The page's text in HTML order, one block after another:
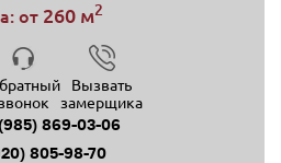
от 260 м2
звонок
Вызвать
замерщика
869-03-06
805-98-70